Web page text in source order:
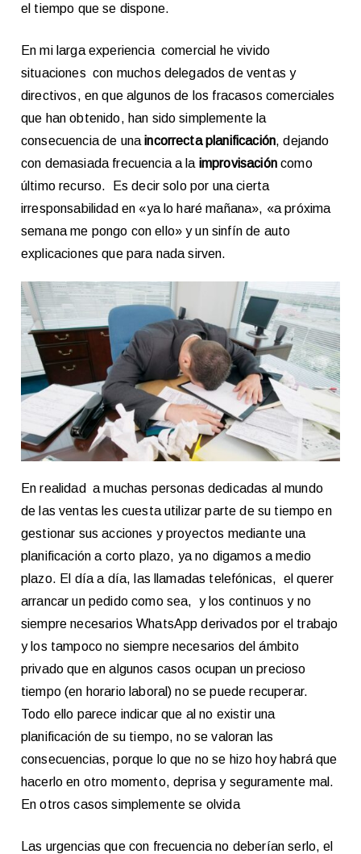
el tiempo que se dispone.
En mi larga experiencia comercial he vivido
situaciones con muchos delegados de ventas y
directivos, en que algunos de los fracasos comerciales
que han obtenido, han sido simplemente la
consecuencia de unaincorrecta planificación, dejando
con demasiada frecuencia a la improvisacióncomo
último recurso. Es decir solo por una cierta
irresponsabilidad en «ya lo haré mañana», «a próxima
semana me pongo con ello» y un sinfín de auto
explicaciones que para nada sirven.
En realidad a muchas personas dedicadas al mundo
de las ventas les cuesta utilizar parte de su tiempo en
gestionar sus acciones y proyectos mediante una
planificación a corto plazo, ya no digamos a medio
plazo. El día a día, las llamadas telefónicas, el querer
arrancar un pedido como sea, y los continuos y no
siempre necesarios WhatsApp derivados por el trabajo
y los tampoco no siempre necesarios del ámbito
privado que en algunos casos ocupan un precioso
tiempo (en horario laboral) no se puede recuperar.
Todo ello parece indicar que al no existir una
planificación de su tiempo, no se valoran las
consecuencias, porque lo que no se hizo hoy habrá que
hacerlo en otro momento, deprisa y seguramente mal.
En otros casos simplemente se olvida
Las urgencias que con frecuencia no deberían serlo, el